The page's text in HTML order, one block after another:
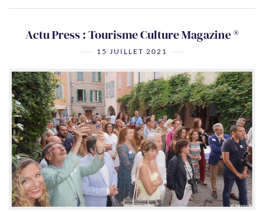
Actu Press : Tourisme Culture Magazine ®
15 JUILLET 2021